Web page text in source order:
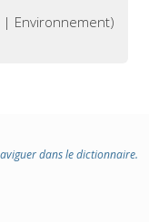
Environnement)
dans le dictionnaire.